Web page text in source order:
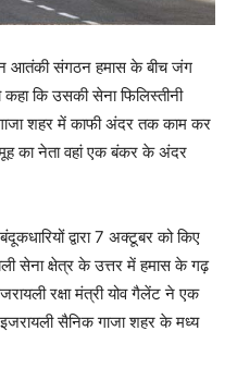
आतंकी संगठन हमास के बीच जंग
कि उसकी सेना फिलिस्तीनी
शहर में काफी अंदर तक काम कर
का नेता वहां एक बंकर के अंदर
द्वारा 7 अक्टूबर को किए
सेना क्षेत्र के उत्तर में हमास के गढ़
रक्षा मंत्री योव गैलेंट ने एक
सैनिक गाजा शहर के मध्य